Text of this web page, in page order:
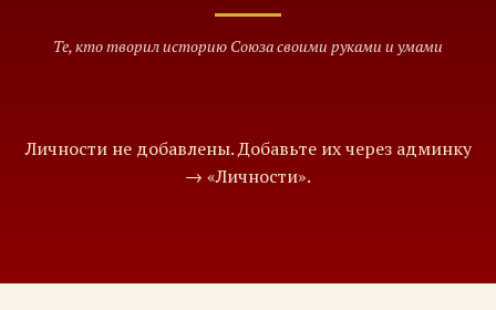
Те, кто творил историю Союза своими руками и умами
Личности не добавлены. Добавьте их через админку
→ «Личности».